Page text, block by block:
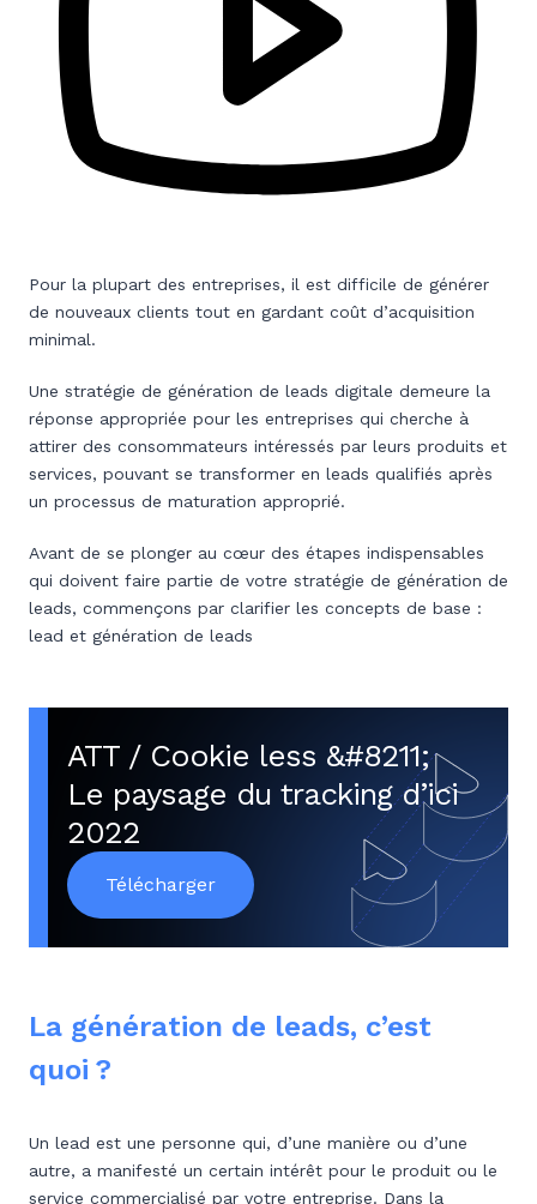
Pour la plupart des entreprises, il est difficile de générer
de nouveaux clients tout en gardant coût d’acquisition
minimal.
Une stratégie de génération de leads digitale demeure la
réponse appropriée pour les entreprises qui cherche à
attirer des consommateurs intéressés par leurs produits et
services, pouvant se transformer en leads qualifiés après
un processus de maturation approprié.
Avant de se plonger au cœur des étapes indispensables
qui doivent faire partie de votre stratégie de génération de
leads, commençons par clarifier les concepts de base :
lead et génération de leads
ATT / Cookie less &#8211;
Le paysage du tracking d’ici
2022
Télécharger
La génération de leads, c’est
quoi ?
Un lead est une personne qui, d’une manière ou d’une
autre, a manifesté un certain intérêt pour le produit ou le
service commercialisé par votre entreprise. Dans la